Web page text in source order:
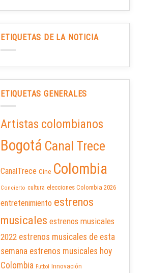
ETIQUETAS DE LA NOTICIA
ETIQUETAS GENERALES
Artistas colombianos
Bogotá Canal Trece
CanalTrece Cine Colombia
Concierto cultura elecciones Colombia 2026
entretenimiento estrenos
musicales estrenos musicales
2022 estrenos musicales de esta
semana estrenos musicales hoy
Colombia Futbol Innovación